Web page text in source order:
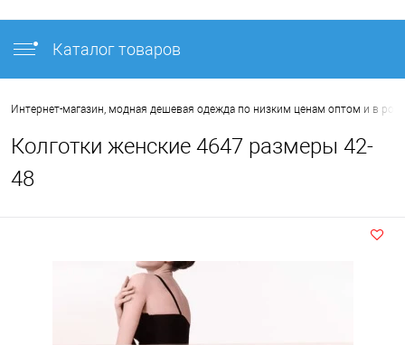
Каталог товаров
Интернет-магазин, модная дешевая одежда по низким ценам оптом и в
Колготки женские 4647 размеры 42-
48